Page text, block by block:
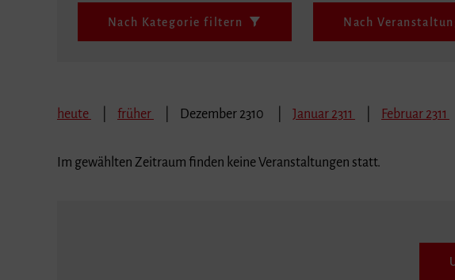
Nach Kategorie filtern Nach
heute früher Dezember 2310 Januar 2311 Februar 2311
Im gewählten Zeitraum finden keine Veranstaltungen statt.